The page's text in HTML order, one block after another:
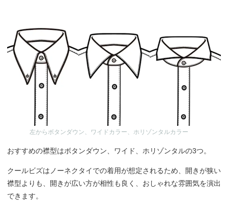
左からボタンダウン、ワイドカラー、ホリゾンタルカラー
おすすめの襟型はボタンダウン、ワイド、ホリゾンタルの3つ。
クールビズはノーネクタイでの着用が想定されるため、開きが狭い
襟型よりも、開きが広い方が相性も良く、おしゃれな雰囲気を演出
できます。